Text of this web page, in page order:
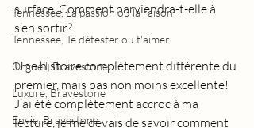
Tennessee, La passion ou la raison
Tennessee, Te détester ou t'aimer
Orgueil, Bravestone
Luxure, Bravestone
Envie, Bravestone
surface. Comment parviendra-t-elle à
s’en sortir?
Une histoire complètement différente du
premier, mais pas non moins excellente!
J’ai été complètement accroc à ma
lecture, je me devais de savoir comment